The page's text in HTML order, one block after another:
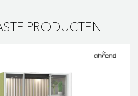
PRODUCTEN